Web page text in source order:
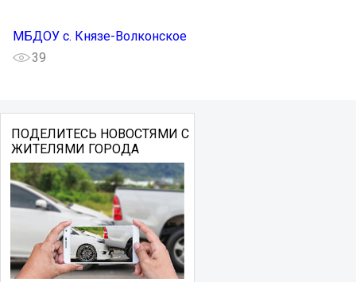
МБДОУ с. Князе-Волконское
39
ПОДЕЛИТЕСЬ НОВОСТЯМИ С
ЖИТЕЛЯМИ ГОРОДА